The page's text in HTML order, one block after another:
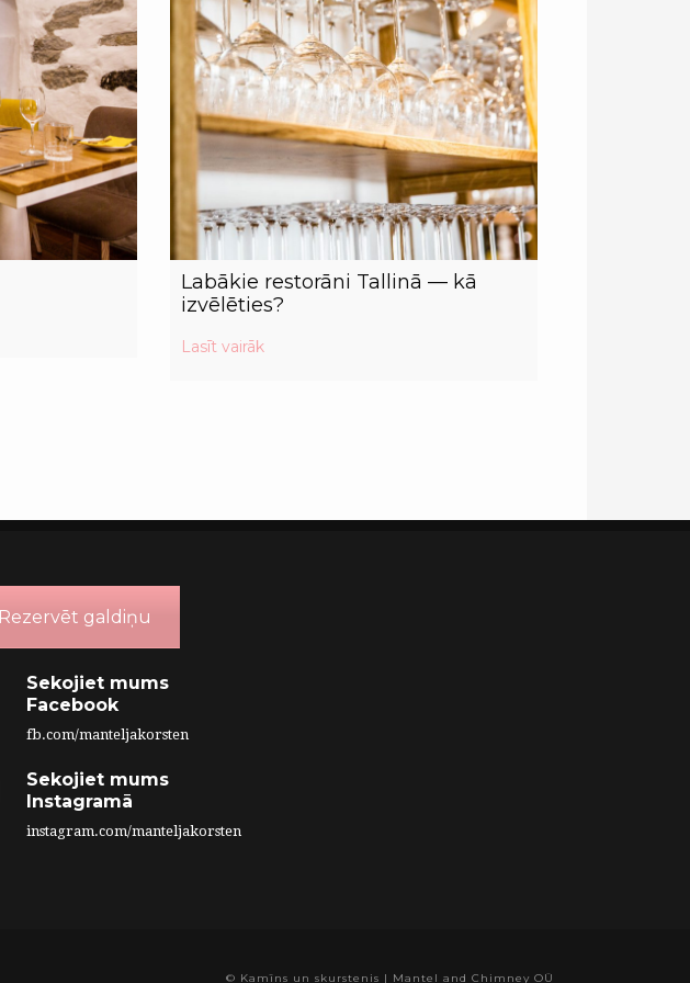
Labākie restorāni Tallinā — kā
izvēlēties?
Lasīt vairāk
Rezervēt galdiņu
Sekojiet mums
Facebook
fb.com/manteljakorsten
Sekojiet mums
Instagramā
instagram.com/manteljakorsten
© Kamīns un skurstenis | Mantel and Chimney OÜ